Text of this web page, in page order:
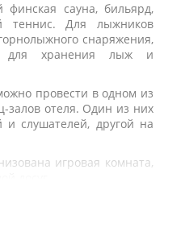
финская сауна, бильярд,
теннис. Для лыжников
снаряжения,
для хранения лыж и
провести в одном из
залов отеля. Один из них
и слушателей, другой на
игровая комната,